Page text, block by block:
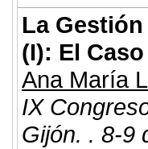
La
(I): El
Ana María
IX
Gijón. . 8-9